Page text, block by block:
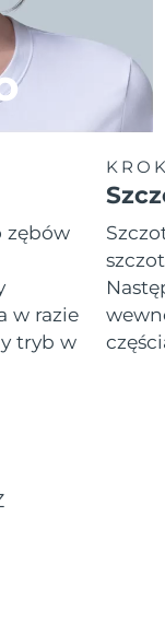
zębów
w razie
tryb w